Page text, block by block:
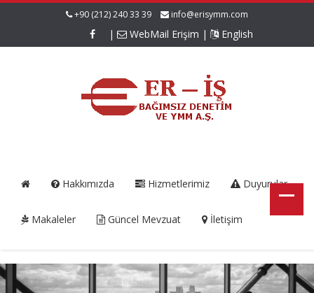
+90 (212) 240 33 39 info@erisymm.com
| WebMail Erişim | English
Hakkımızda Hizmetlerimiz Duyurular
Makaleler Güncel Mevzuat İletişim